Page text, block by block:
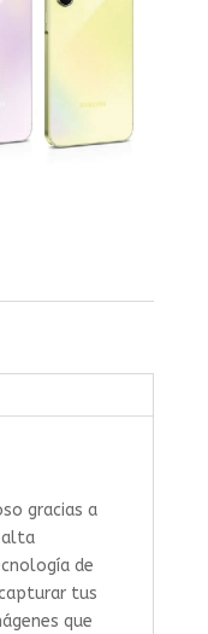
gracias a
alta
de
tus
que